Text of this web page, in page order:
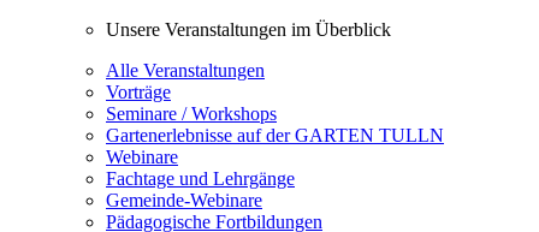
Unsere Veranstaltungen im Überblick
Alle Veranstaltungen
Vorträge
Seminare / Workshops
Gartenerlebnisse auf der GARTEN TULLN
Webinare
Fachtage und Lehrgänge
Gemeinde-Webinare
Pädagogische Fortbildungen